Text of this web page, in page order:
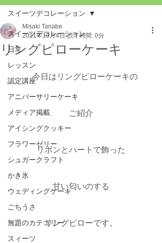
スイーツデコレーション
日常
レッスン
認定講座
アニバーサリーケーキ
メディア掲載
アイシングクッキー
フラワーゼリー
シュガークラフト
かき氷
ウェディングケーキ
ごちうさ
無題のカテゴリー
スィーツ
スイーツデコレーション
リングピローケーキ
Misaki Tanabe
2021年10月4日 読了時間: 0分
今日はリングピローケーキの
ご紹介
リボンとハートで飾った
甘い匂いのする
リングピローです。